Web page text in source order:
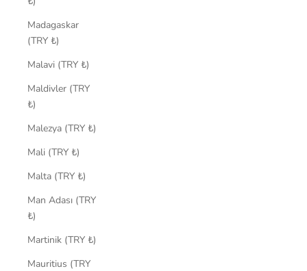
Madagaskar
(TRY ₺)
Malavi (TRY ₺)
Maldivler (TRY
₺)
Malezya (TRY ₺)
Mali (TRY ₺)
Malta (TRY ₺)
Man Adası (TRY
₺)
Martinik (TRY ₺)
Mauritius (TRY